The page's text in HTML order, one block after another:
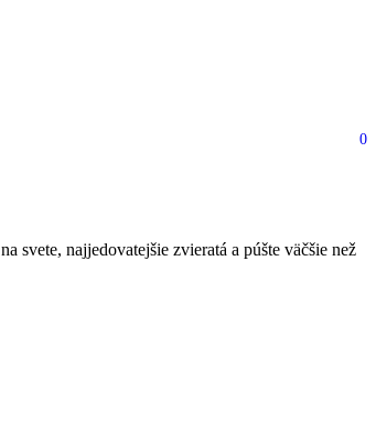
0
najjedovatejšie zvieratá a púšte väčšie než